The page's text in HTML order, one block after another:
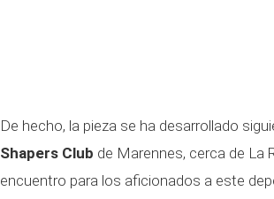
De hecho, la pieza se ha desarrollado
Shapers Club de Marennes, cerca de La
encuentro para los aficionados a este